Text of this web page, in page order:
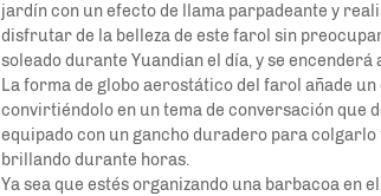
jardín con un efecto de llama parpadeante y
disfrutar de la belleza de este farol sin
soleado durante Yuandianel día, y se
La forma de globo aerostático del farol añade
convirtiéndolo en un tema de conversación que
equipado con un gancho duradero para
brillando durante horas.
Ya sea que estés organizando una barbacoa en